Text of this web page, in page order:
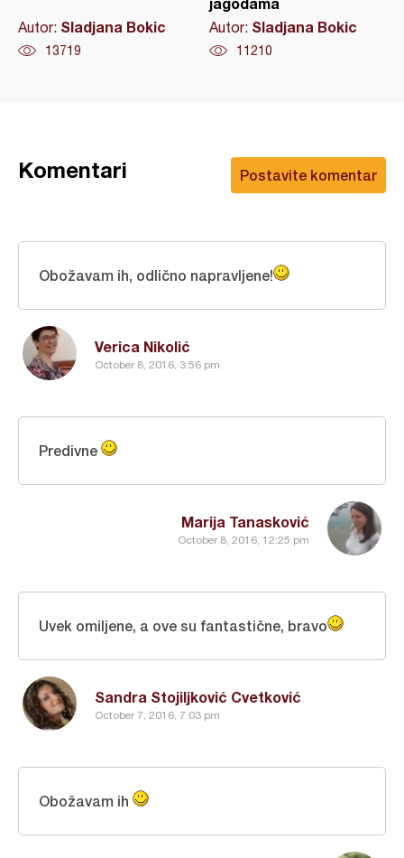
Autor: Sladjana Bokic
13719
jagodama
Autor: Sladjana Bokic
11210
Postavite komentar
Komentari
Verica Nikolić
October 8, 2016, 3:56 pm
Obožavam ih, odlično napravljene!
Marija Tanasković
October 8, 2016, 12:25 pm
Predivne
Sandra Stojiljković Cvetković
October 7, 2016, 7:03 pm
Uvek omiljene, a ove su fantastične, bravo
Obožavam ih